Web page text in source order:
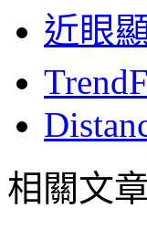
近眼
相關文